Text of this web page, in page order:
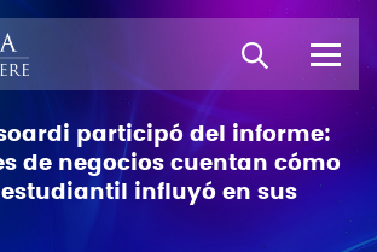
participó del informe:
de negocios cuentan cómo
influyó en sus